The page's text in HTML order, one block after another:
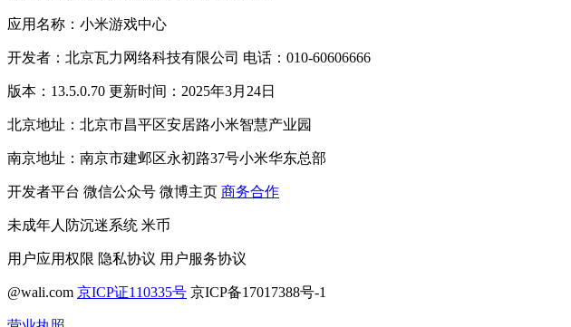
应用名称：小米游戏中心
开发者：北京瓦力网络科技有限公司 电话：010-60606666
版本：13.5.0.70 更新时间：2025年3月24日
北京地址：北京市昌平区安居路小米智慧产业园
南京地址：南京市建邺区永初路37号小米华东总部
开发者平台 微信公众号 微博主页 商务合作
未成年人防沉迷系统 米币
用户应用权限 隐私协议 用户服务协议
@wali.com 京ICP证110335号 京ICP备17017388号-1